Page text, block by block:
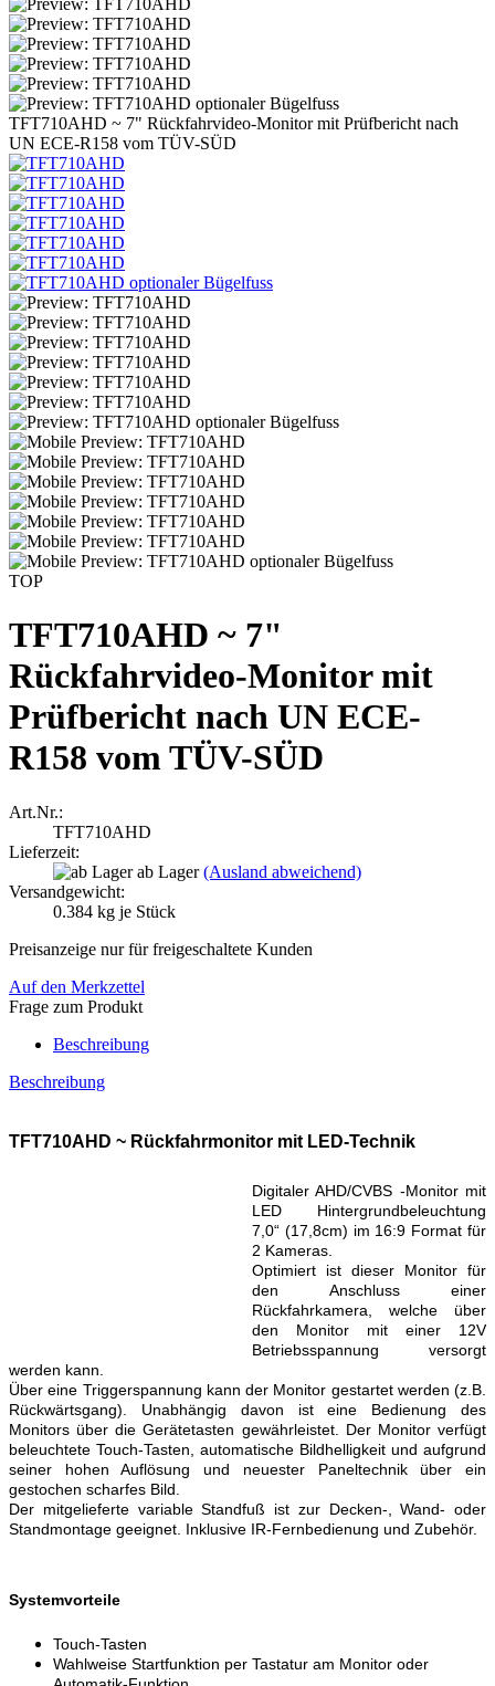
TFT710AHD ~ 7" Rückfahrvideo-Monitor mit Prüfbericht nach
UN ECE-R158 vom TÜV-SÜD
TOP
TFT710AHD ~ 7"
Rückfahrvideo-Monitor mit
Prüfbericht nach UN ECE-
R158 vom TÜV-SÜD
Art.Nr.:
TFT710AHD
Lieferzeit:
ab Lager(Ausland abweichend)
Versandgewicht:
0.384 kg je Stück
Preisanzeige nur für freigeschaltete Kunden
Auf den Merkzettel
Frage zum Produkt
Beschreibung
Beschreibung
TFT710AHD ~ Rückfahrmonitor mit LED-Technik
Digitaler AHD/CVBS -Monitor mit
LED Hintergrundbeleuchtung
7,0“ (17,8cm) im 16:9 Format für
2 Kameras.
Optimiert ist dieser Monitor für
den Anschluss einer
Rückfahrkamera, welche über
den Monitor mit einer 12V
Betriebsspannung versorgt
werden kann.
Über eine Triggerspannung kann der Monitor gestartet werden (z.B.
Rückwärtsgang). Unabhängig davon ist eine Bedienung des
Monitors über die Gerätetasten gewährleistet. Der Monitor verfügt
beleuchtete Touch-Tasten, automatische Bildhelligkeit und aufgrund
seiner hohen Auflösung und neuester Paneltechnik über ein
gestochen scharfes Bild.
Der mitgelieferte variable Standfuß ist zur Decken-, Wand- oder
Standmontage geeignet. Inklusive IR-Fernbedienung und Zubehör.
Systemvorteile
Touch-Tasten
Wahlweise Startfunktion per Tastatur am Monitor oder